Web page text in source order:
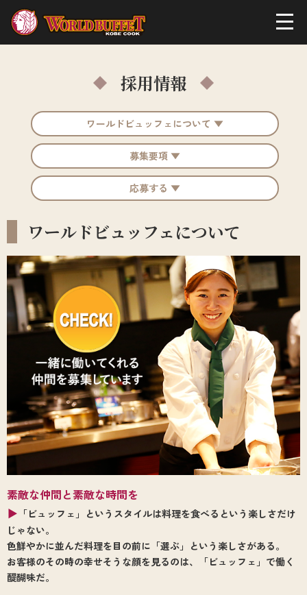
採用情報
ワールドビュッフェについて ▼
募集要項 ▼
応募する ▼
ワールドビュッフェについて
素敵な仲間と素敵な時間を
▶ 「ビュッフェ」というスタイルは料理を食べるという楽しさだけ
じゃない。
色鮮やかに並んだ料理を目の前に「選ぶ」という楽しさがある。
お客様のその時の幸せそうな顔を見るのは、「ビュッフェ」で働く
醍醐味だ。